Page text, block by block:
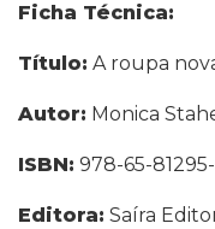
Ficha Técnica:
Título: A roupa
Autor: Monica
ISBN: 978-65-
Editora: Saíra